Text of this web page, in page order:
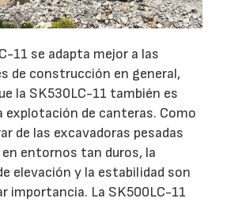
11 se adapta mejor a las
de construcción en general,
la SK530LC-11 también es
explotación de canteras. Como
de las excavadoras pesadas
en entornos tan duros, la
elevación y la estabilidad son
importancia. La SK500LC-11